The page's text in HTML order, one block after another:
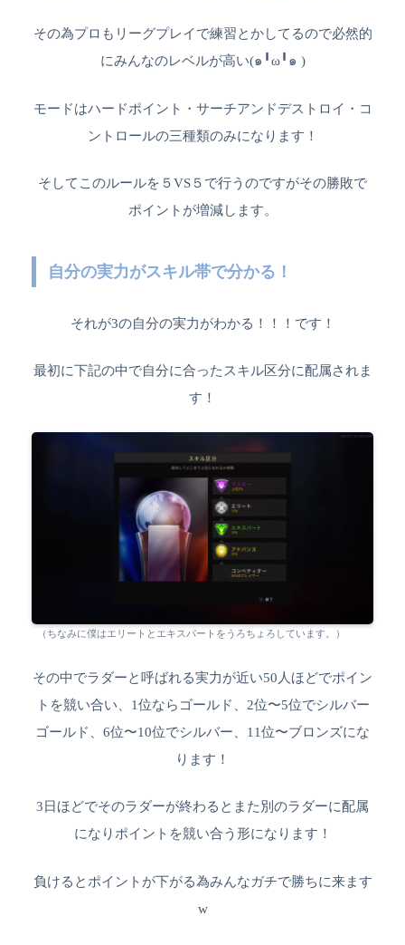
その為プロもリーグプレイで練習とかしてるので必然的
にみんなのレベルが高い(๑╹ω╹๑ )
モードはハードポイント・サーチアンドデストロイ・コ
ントロールの三種類のみになります！
そしてこのルールを５VS５で行うのですがその勝敗で
ポイントが増減します。
自分の実力がスキル帯で分かる！
それが3の自分の実力がわかる！！！です！
最初に下記の中で自分に合ったスキル区分に配属されま
す！
（ちなみに僕はエリートとエキスパートをうろちょろしています。）
その中でラダーと呼ばれる実力が近い50人ほどでポイン
トを競い合い、1位ならゴールド、2位〜5位でシルバー
ゴールド、6位〜10位でシルバー、11位〜ブロンズにな
ります！
3日ほどでそのラダーが終わるとまた別のラダーに配属
になりポイントを競い合う形になります！
負けるとポイントが下がる為みんなガチで勝ちに来ます
w